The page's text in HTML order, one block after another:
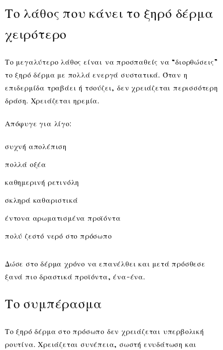
Το λάθος που κάνει το ξηρό δέρμα
χειρότερο
Το μεγαλύτερο λάθος είναι να προσπαθείς να “διορθώσεις”
το ξηρό δέρμα με πολλά ενεργά συστατικά. Όταν η
επιδερμίδα τραβάει ή τσούζει, δεν χρειάζεται περισσότερη
δράση. Χρειάζεται ηρεμία.
Απόφυγε για λίγο:
συχνή απολέπιση
πολλά οξέα
καθημερινή ρετινόλη
σκληρά καθαριστικά
έντονα αρωματισμένα προϊόντα
πολύ ζεστό νερό στο πρόσωπο
Δώσε στο δέρμα χρόνο να επανέλθει και μετά πρόσθεσε
ξανά πιο δραστικά προϊόντα, ένα-ένα.
Το συμπέρασμα
Το ξηρό δέρμα στο πρόσωπο δεν χρειάζεται υπερβολική
ρουτίνα. Χρειάζεται συνέπεια, σωστή ενυδάτωση και